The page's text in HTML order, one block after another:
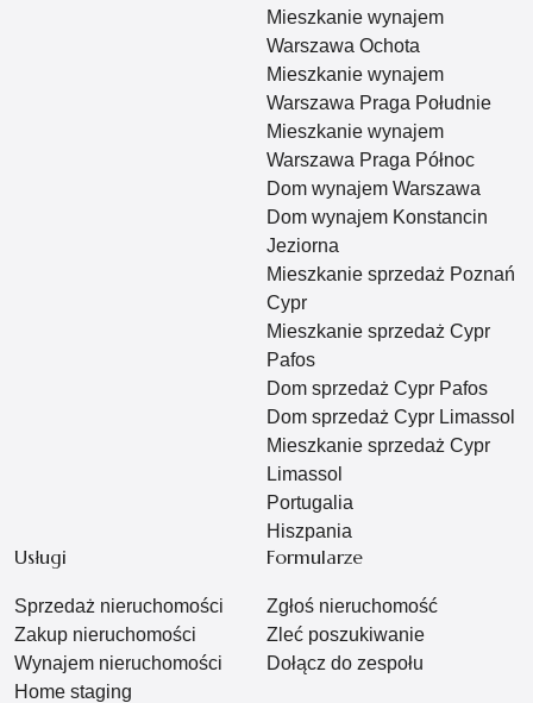
Mieszkanie wynajem
Warszawa Ochota
Mieszkanie wynajem
Warszawa Praga Południe
Mieszkanie wynajem
Warszawa Praga Północ
Dom wynajem Warszawa
Dom wynajem Konstancin
Jeziorna
Mieszkanie sprzedaż Poznań
Cypr
Mieszkanie sprzedaż Cypr
Pafos
Dom sprzedaż Cypr Pafos
Dom sprzedaż Cypr Limassol
Mieszkanie sprzedaż Cypr
Limassol
Portugalia
Hiszpania
Usługi
Sprzedaż nieruchomości
Zakup nieruchomości
Wynajem nieruchomości
Home staging
Formularze
Zgłoś nieruchomość
Zleć poszukiwanie
Dołącz do zespołu